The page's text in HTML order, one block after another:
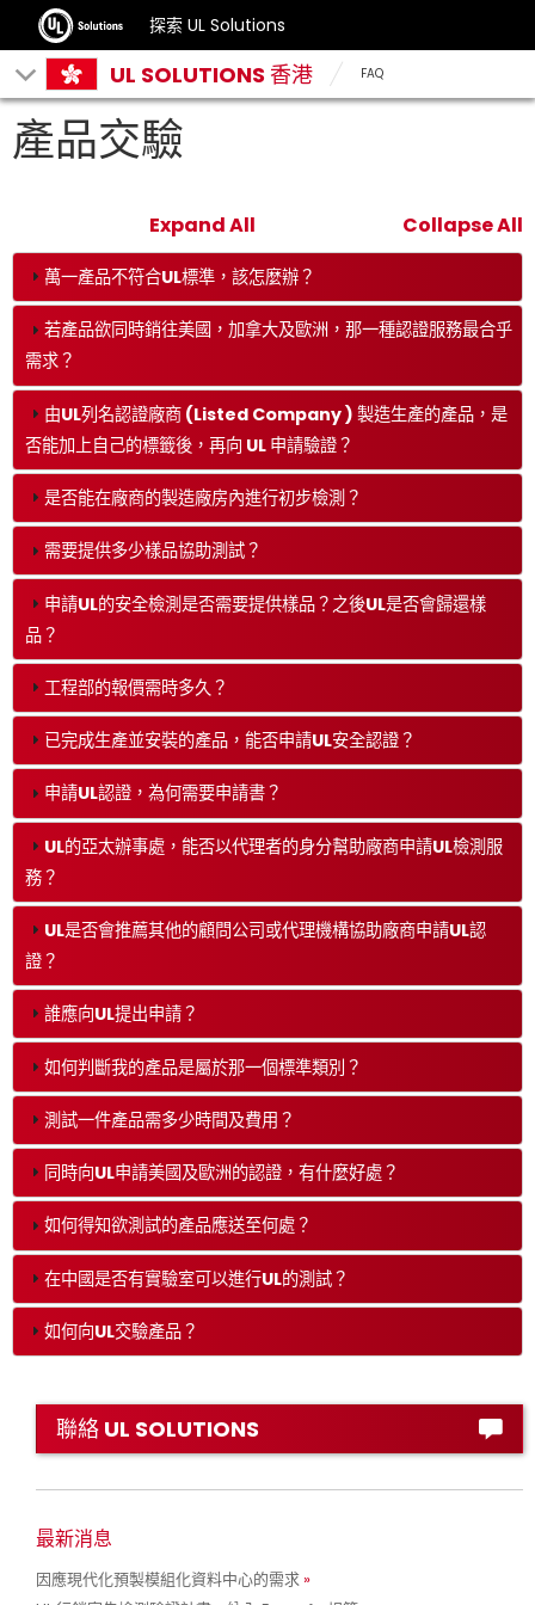
探索 UL Solutions
UL SOLUTIONS 香港 FAQ
產品交驗
Expand All Collapse All
萬一產品不符合UL標準，該怎麼辦？
若產品欲同時銷往美國，加拿大及歐洲，那一種認證服務最合乎
需求？
由UL列名認證廠商 (Listed Company ) 製造生產的產品，是
否能加上自己的標籤後，再向 UL 申請驗證？
是否能在廠商的製造廠房內進行初步檢測？
需要提供多少樣品協助測試？
申請UL的安全檢測是否需要提供樣品？之後UL是否會歸還樣
品？
工程部的報價需時多久？
已完成生產並安裝的產品，能否申請UL安全認證？
申請UL認證，為何需要申請書？
UL的亞太辦事處，能否以代理者的身分幫助廠商申請UL檢測服
務？
UL是否會推薦其他的顧問公司或代理機構協助廠商申請UL認
證？
誰應向UL提出申請？
如何判斷我的產品是屬於那一個標準類別？
測試一件產品需多少時間及費用？
同時向UL申請美國及歐洲的認證，有什麼好處？
如何得知欲測試的產品應送至何處？
在中國是否有實驗室可以進行UL的測試？
如何向UL交驗產品？
聯絡 UL SOLUTIONS
最新消息
因應現代化預製模組化資料中心的需求